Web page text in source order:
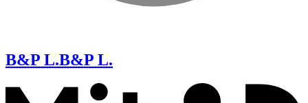
B&P L.B&P L.